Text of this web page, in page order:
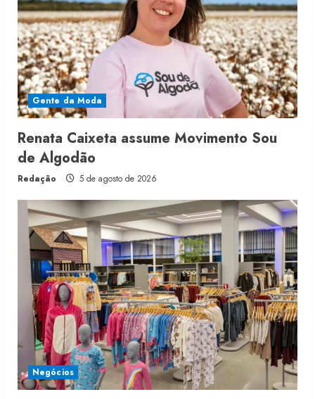
Gente da Moda
Renata Caixeta assume Movimento Sou
de Algodão
Redação 5 de agosto de 2026
Negócios